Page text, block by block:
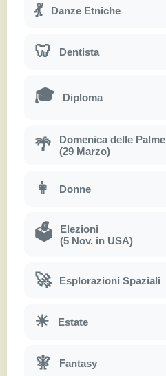
💃 Danze Etniche
🦷 Dentista
🎓 Diploma
🌴
Domenica delle Palme
(29 Marzo)
👩 Donne
🗳
Elezioni
(5 Nov. in USA)
🚀 Esplorazioni Spaziali
☀ Estate
🧚 Fantasy